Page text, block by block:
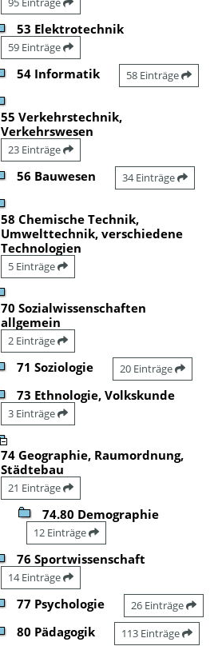
53 Elektrotechnik
59 Einträge
54 Informatik 58 Einträge
55 Verkehrstechnik,
Verkehrswesen
23 Einträge
56 Bauwesen 34 Einträge
58 Chemische Technik,
Umwelttechnik, verschiedene
Technologien
5 Einträge
70 Sozialwissenschaften
allgemein
2 Einträge
71 Soziologie 20 Einträge
73 Ethnologie, Volkskunde
3 Einträge
74 Geographie, Raumordnung,
Städtebau
21 Einträge
74.80 Demographie
12 Einträge
76 Sportwissenschaft
14 Einträge
77 Psychologie 26 Einträge
80 Pädagogik 113 Einträge